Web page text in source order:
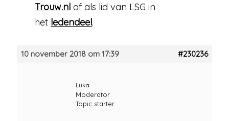
Trouw.nl of als lid van LSG in
het ledendeel.
10 november 2018 om 17:39 #230236
Luka
Moderator
Topic starter